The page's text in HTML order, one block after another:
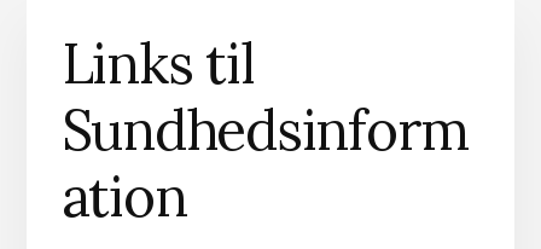
Links til
Sundhedsinform
ation